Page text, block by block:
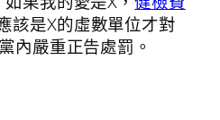
該是X的虛數單位才對
內嚴重正告處罰。